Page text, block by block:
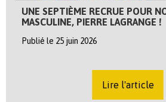
UNE SEPTIÈME RECRUE POUR
MASCULINE, PIERRE LAGRANGE !
Publié le 25 juin 2026
Lire l'article